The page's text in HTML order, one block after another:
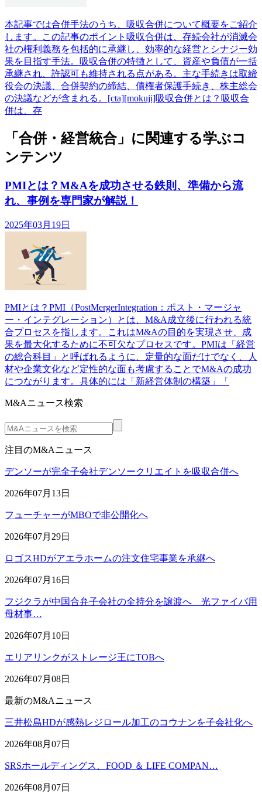
本記事では合併手法のうち、吸収合併について概要をご紹介
します。この記事のポイント吸収合併は、存続会社が消滅会
社の権利義務を包括的に承継し、効率的な経営とシナジー効
果を目指す手法。吸収合併の特徴として、資産や負債が一括
承継され、許認可も維持される点がある。主な手続きは取締
役会の決議、合併契約の締結、債権者保護手続き、株主総会
の決議などが含まれる。[cta][mokuji]吸収合併とは？吸収合
併は、存
「合併・経営統合」に関連する学ぶコ
ンテンツ
PMIとは？M&Aを成功させる鉄則、準備から流
れ、事例を専門家が解説！
2025年03月19日
PMIとは？PMI（PostMergerIntegration：ポスト・マージャ
ー・インテグレーション）とは、M&A成立後に行われる統
合プロセスを指します。これはM&Aの目的を実現させ、成
果を最大化するために不可欠なプロセスです。PMIは「経営
の総合科目」と呼ばれるように、定量的な面だけでなく、人
材や企業文化など定性的な面も考慮することでM&Aの成功
につながります。具体的には「新経営体制の構築」「
M&Aニュース検索
注目のM&Aニュース
デンソーが完全子会社デンソークリエイトを吸収合併へ
2026年07月13日
フューチャーがMBOで非公開化へ
2026年07月29日
ロゴスHDがアエラホームの注文住宅事業を承継へ
2026年07月16日
フジクラが中国合弁子会社の全持分を譲渡へ 光ファイバ用
母材事…
2026年07月10日
エリアリンクがストレージ王にTOBへ
2026年07月08日
最新のM&Aニュース
三井松島HDが感熱レジロール加工のコウナンを子会社化へ
2026年08月07日
SRSホールディングス、FOOD ＆ LIFE COMPAN…
2026年08月07日